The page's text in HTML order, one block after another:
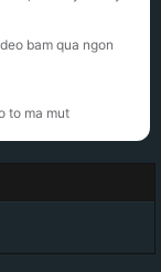
bam qua ngon
to ma mut